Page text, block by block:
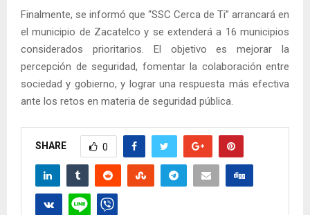
Finalmente, se informó que “SSC Cerca de Ti” arrancará en
el municipio de Zacatelco y se extenderá a 16 municipios
considerados prioritarios. El objetivo es mejorar la
percepción de seguridad, fomentar la colaboración entre
sociedad y gobierno, y lograr una respuesta más efectiva
ante los retos en materia de seguridad pública.
SHARE 0